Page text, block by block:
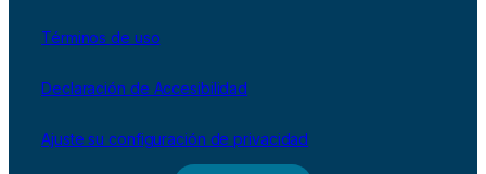
Términos de uso
Declaración de Accesibilidad
Ajuste su configuración de privacidad